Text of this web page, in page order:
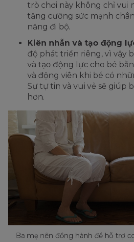
trò chơi này không chỉ vui
tăng cường sức mạnh
năng đi bộ.
Kiên nhẫn và tạo động
độ phát triển riêng, vì vậy
và tạo động lực cho bé
và động viên khi bé có
Sự tự tin và vui vẻ sẽ giúp
hơn.
Ba mẹ nên đồng hành để hỗ trợ